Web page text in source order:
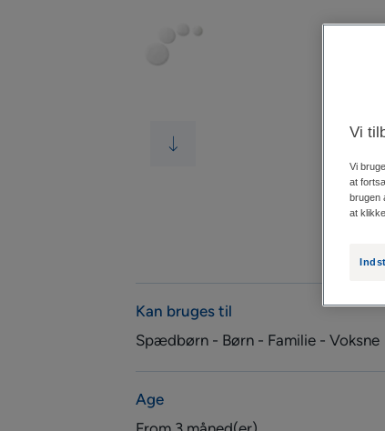
Kan bruges til
Spædbørn - Børn - Familie - Voksne
Age
Vi
Vi
at
brugen
at